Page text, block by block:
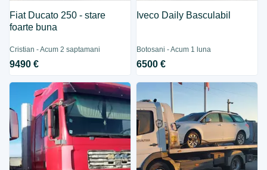
Fiat Ducato 250 - stare
foarte buna
Cristian - Acum 2 saptamani
9490 €
Iveco Daily Basculabil
Botosani - Acum 1 luna
6500 €